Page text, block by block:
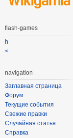
flash-games
h
<
navigation
Заглавная страница
Форум
Текущие события
Свежие правки
Случайная статья
Справка